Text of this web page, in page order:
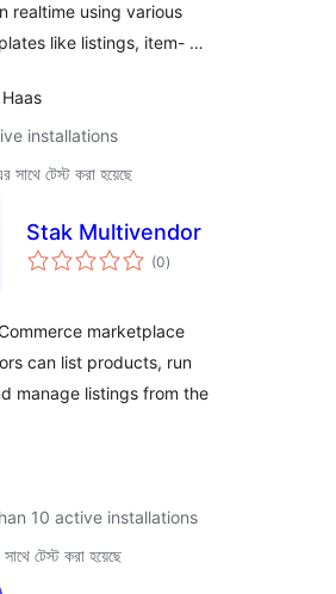
realtime using various
like listings, item- …
installations
টেস্ট করা হয়েছে
Stak Multivendor
(0total
ratings
)
marketplace
can list products, run
manage listings from the
10 active installations
টেস্ট করা হয়েছে